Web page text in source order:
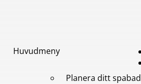
Huvudmeny
Planera ditt spabad